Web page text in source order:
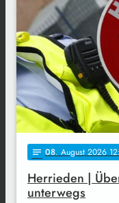
notes 08. August 2026
Herrieden |
unterwegs